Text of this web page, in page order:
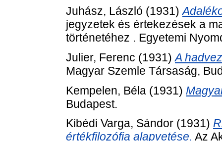
Juhász, László (1931)
jegyzetek és értekezések a
történetéhez . Egyetemi
Julier, Ferenc (1931)A
Magyar Szemle Társaság,
Kempelen, Béla (1931)
Budapest.
Kibédi Varga, Sándor (1931)
értékfilozófia alapvetése. Az